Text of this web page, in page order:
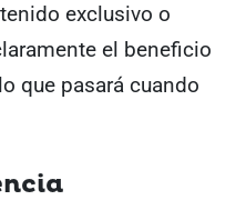
exclusivo o
el beneficio
que pasará cuando